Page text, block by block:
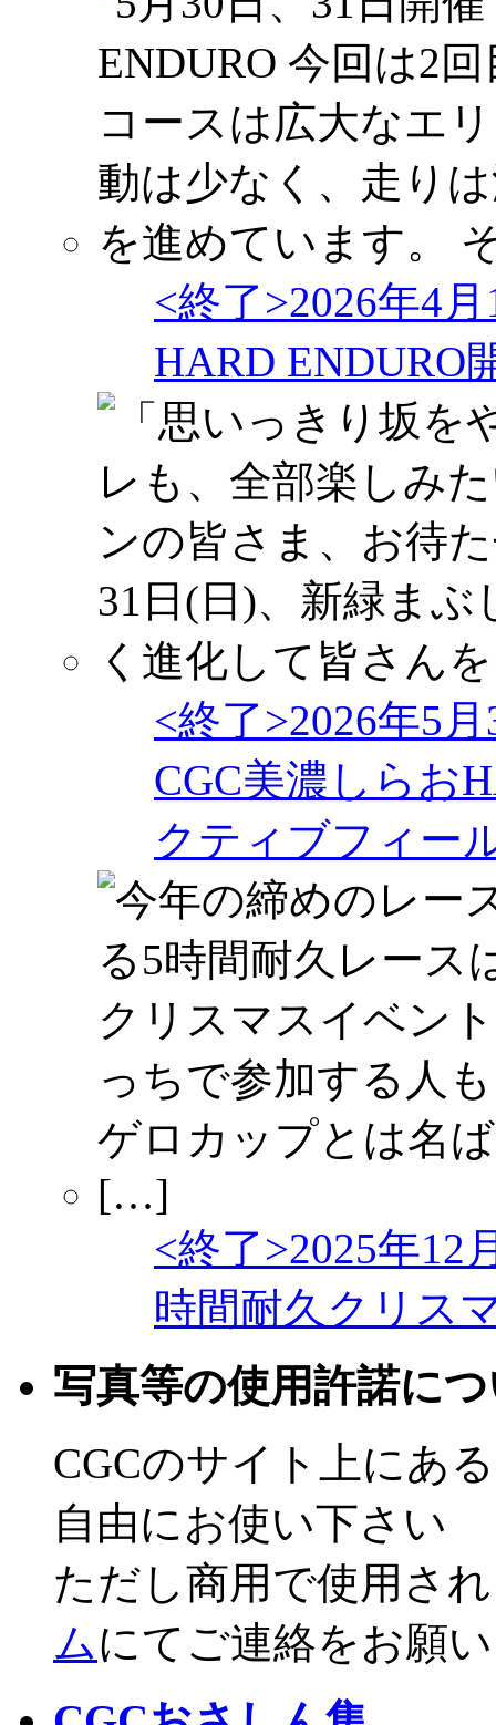
<終了>2026年4
HARD ENDURO
<終了>2026年5
CGC美濃しらお
クティブフィー
<終了>2025年12
時間耐久クリス
写真等の使用許諾に
CGCのサイト上にあ
自由にお使い下さい
ただし商用で使用さ
ムにてご連絡をお願